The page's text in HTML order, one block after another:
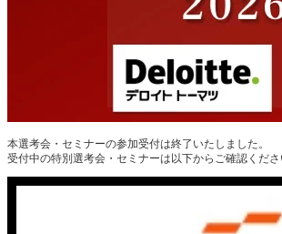
本選考会・セミナーの参加受付は終了いたしました。
受付中の特別選考会・セミナーは以下からご確認くださ